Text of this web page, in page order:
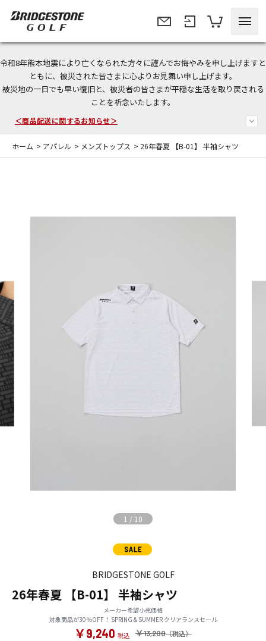
令和8年熊本地震により亡くなられた方々に謹んでお悔やみを申し上げますと
ともに、被災された皆さまに心よりお見舞い申し上げます。
被災地の一日でも早い復旧と、被災者の皆さまが平穏な生活を取り戻される
ことを祈念いたします。
＜夏季休暇中のご注文・発送・お問い合わせ＞
今なら新規会員登録で1,000円OFFクーポンプレゼント！
＜商品配送に関するお知らせ＞
ホーム > アパレル > メンズトップス > 26年春夏 【B-01】 半袖シャツ
1 / 10
BRIDGESTONE GOLF
26年春夏 【B-01】 半袖シャツ
メーカー希望小売価格
対象商品が30％OFF！ SPRING & SUMMER クリアランスセール
￥13,200
￥9,240